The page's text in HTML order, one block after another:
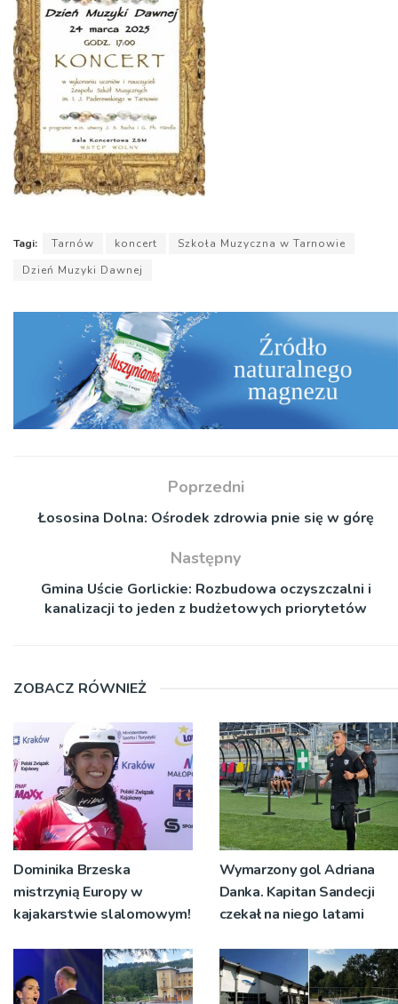
Tagi: Tarnów koncert
Szkoła Muzyczna w Tarnowie
Dzień Muzyki Dawnej
Poprzedni
Łososina Dolna: Ośrodek zdrowia pnie się w górę
Następny
Gmina Uście Gorlickie: Rozbudowa oczyszczalni i
kanalizacji to jeden z budżetowych priorytetów
ZOBACZ RÓWNIEŻ
Dominika Brzeska
mistrzynią Europy w
kajakarstwie slalomowym!
Wymarzony gol Adriana
Danka. Kapitan Sandecji
czekał na niego latami